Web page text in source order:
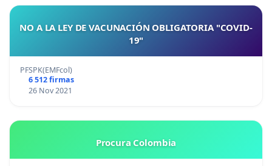
NO A LA LEY DE VACUNACIÓN OBLIGATORIA "COVID-
19"
PFSPK(EMFcol)
6 512 firmas
26 Nov 2021
Procura Colombia